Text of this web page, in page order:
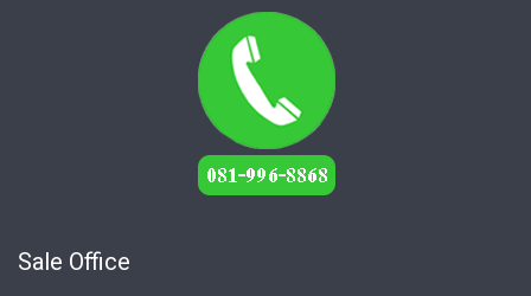
Sale Office